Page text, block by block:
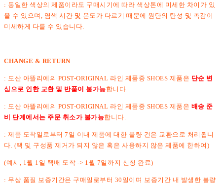
: 동일한 색상의 제품이라도 구매시기에 따라 색상톤에 미세한 차이가 있
을 수 있으며, 염색 시간 및 온도가 다르기 때문에 원단의 탄성 및 촉감이
미세하게 다를 수 있습니다.
CHANGE & RETURN
: 도산 아뜰리에의 POST-ORIGINAL 라인 제품중 SHOES 제품은 단순 변
심으로 인한 교환 및 반품이 불가능합니다.
: 도산 아뜰리에의 POST-ORIGINAL 라인 제품중 SHOES 제품은 배송 준
비 단계에서는 주문 취소가 불가능합니다.
: 제품 도착일로부터 7일 이내 제품에 대한 불량 건은 교환으로 처리됩니
다. (택 및 구성품 제거가 되지 않은 혹은 사용하지 않은 제품에 한하여)
(예시, 1월 1일 택배 도착 -> 1월 7일까지 신청 완료)
: 무상 품질 보증기간은 구매일로부터 30일이며 보증기간 내 발생한 불량